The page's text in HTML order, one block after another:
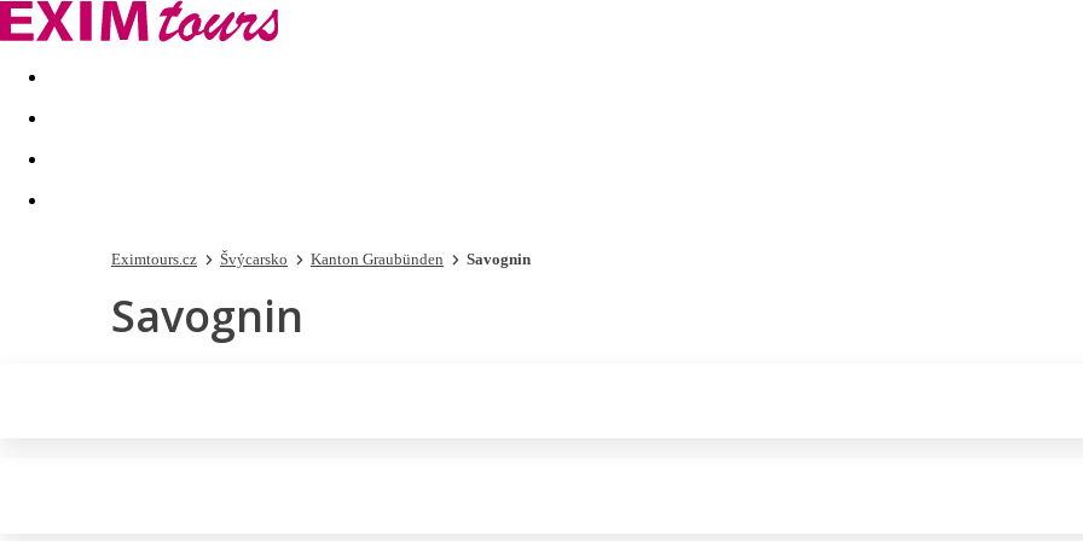
Akční nabídky Last minute
Eximtours.cz Švýcarsko Kanton Graubünden Savognin
Savognin